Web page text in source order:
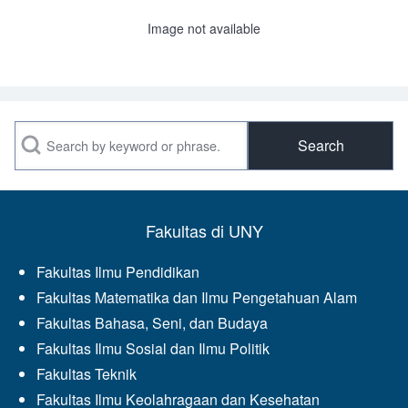
Image not available
Search
Fakultas di UNY
Fakultas Ilmu Pendidikan
Fakultas Matematika dan Ilmu Pengetahuan Alam
Fakultas Bahasa, Seni, dan Budaya
Fakultas Ilmu Sosial dan Ilmu Politik
Fakultas Teknik
Fakultas Ilmu Keolahragaan dan Kesehatan